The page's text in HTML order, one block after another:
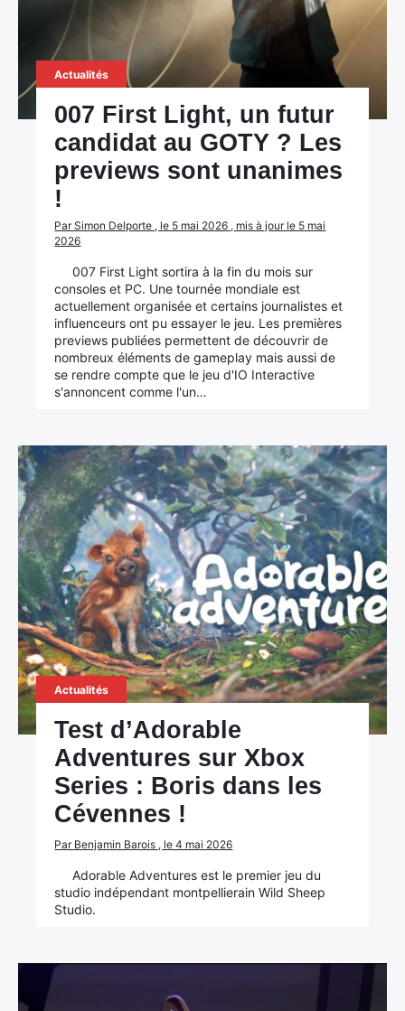
Actualités
007 First Light, un futur
candidat au GOTY ? Les
previews sont unanimes
!
Par Simon Delporte , le 5 mai 2026 , mis à jour le 5 mai
2026
007 First Light sortira à la fin du mois sur
consoles et PC. Une tournée mondiale est
actuellement organisée et certains journalistes et
influenceurs ont pu essayer le jeu. Les premières
previews publiées permettent de découvrir de
nombreux éléments de gameplay mais aussi de
se rendre compte que le jeu d'IO Interactive
s'annoncent comme l'un…
Actualités
Test d’Adorable
Adventures sur Xbox
Series : Boris dans les
Cévennes !
Par Benjamin Barois , le 4 mai 2026
Adorable Adventures est le premier jeu du
studio indépendant montpellierain Wild Sheep
Studio.